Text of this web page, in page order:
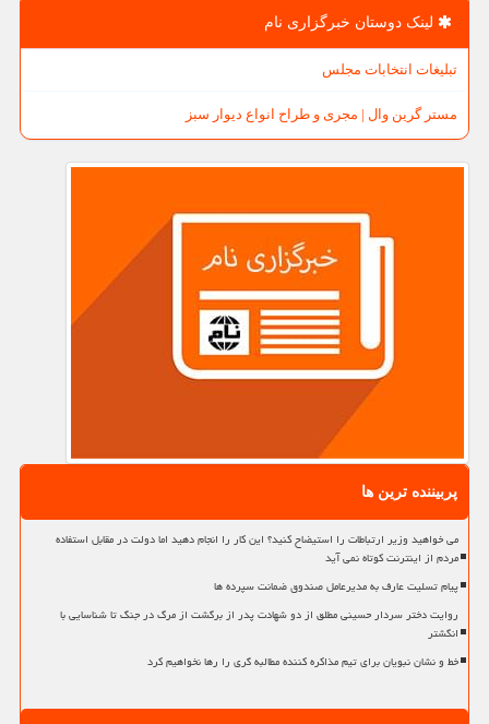
لینک دوستان خبرگزاری نام
تبلیغات انتخابات مجلس
مستر گرین وال | مجری و طراح انواع دیوار سبز
پربیننده ترین ها
می خواهید وزیر ارتباطات را استیضاح کنید؟ این کار را انجام دهید اما دولت در مقابل استفاده
مردم از اینترنت کوتاه نمی آید
پیام تسلیت عارف به مدیرعامل صندوق ضمانت سپرده ها
روایت دختر سردار حسینی مطلق از دو شهادت پدر از برگشت از مرگ در جنگ تا شناسایی با
انگشتر
خط و نشان نبویان برای تیم مذاکره کننده مطالبه گری را رها نخواهیم کرد